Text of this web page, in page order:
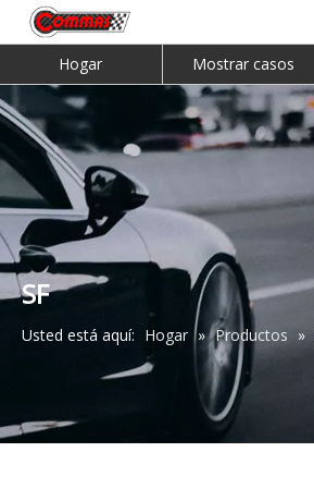
Hogar Mostrar casos
SF
Usted está aquí: Hogar » Productos »